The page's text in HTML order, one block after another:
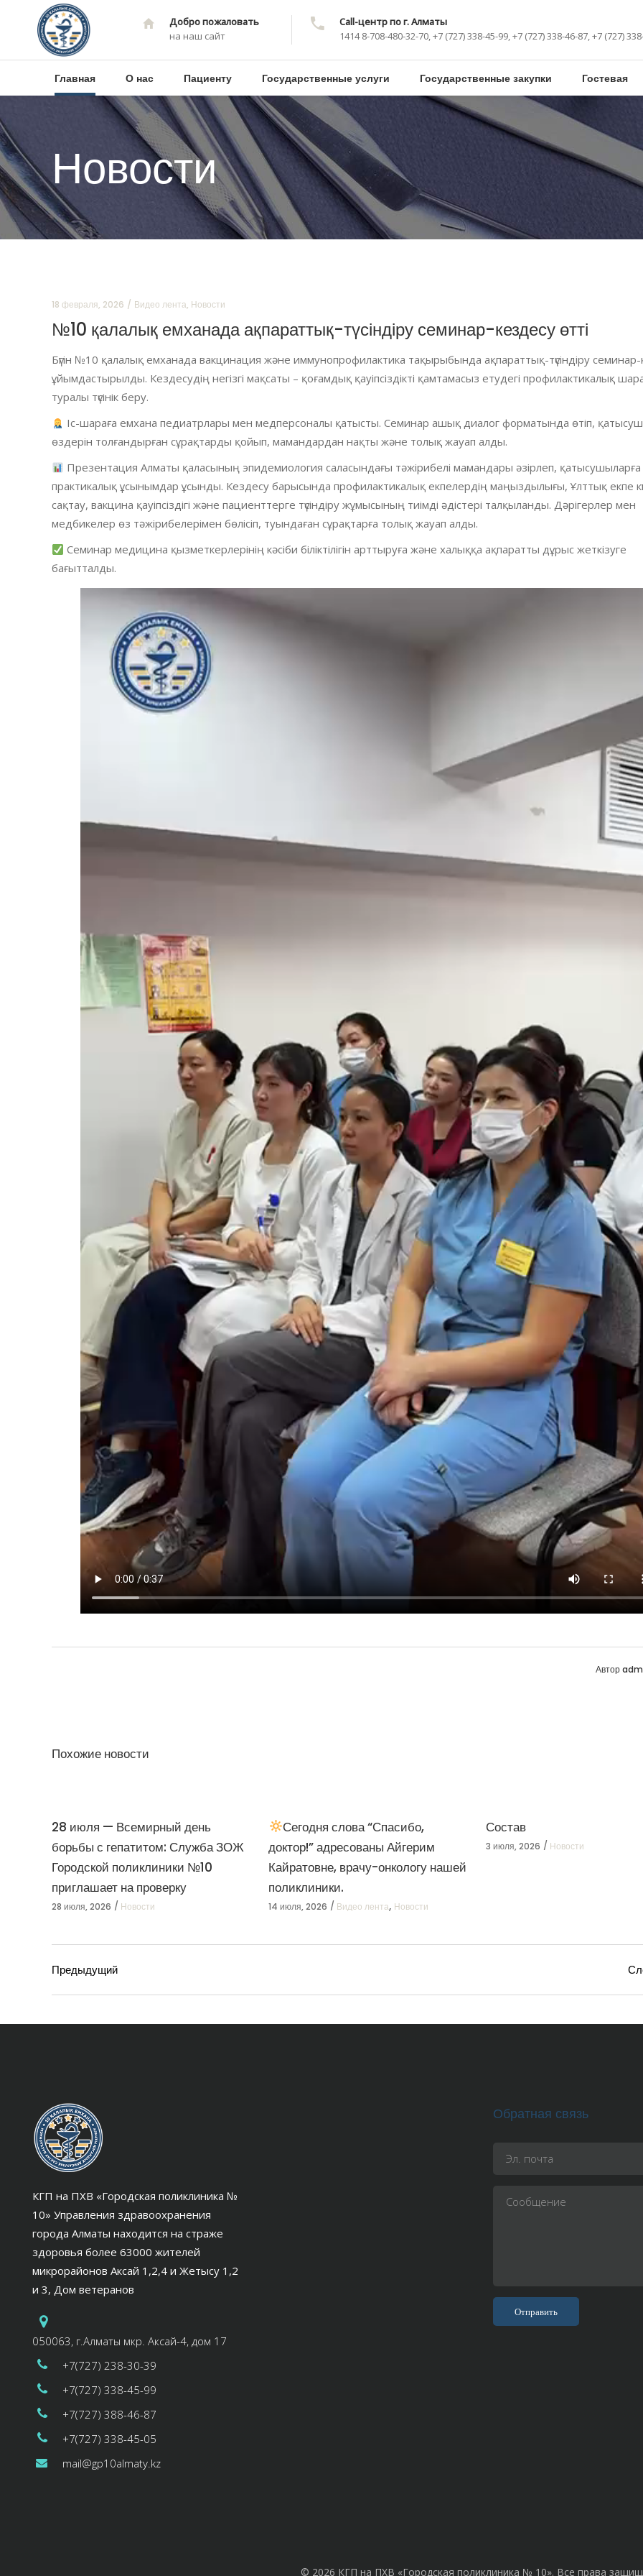
Добро пожаловать
на наш сайт
Call-центр по г. Алматы
1414 8-708-480-32-70, +7 (727) 338-45-99, +7 (727) 338-46-87, +7 (727)
Главная О нас Пациенту Государственные услуги Государственные закупки Гостевая
Новости
18 февраля, 2026 Видео лента, Новости
№10 қалалық емханада ақпараттық-түсіндіру семинар-кездесу өтті
Бүгін №10 қалалық емханада вакцинация және иммунопрофилактика тақырыбында ақпараттық-түсіндіру
ұйымдастырылды. Кездесудің негізгі мақсаты – қоғамдық қауіпсіздікті қамтамасыз етудегі профилактикалық
туралы түсінік беру.
Іс-шараға емхана педиатрлары мен медперсоналы қатысты. Семинар ашық диалог форматында өтіп,
өздерін толғандырған сұрақтарды қойып, мамандардан нақты және толық жауап алды.
Презентация Алматы қаласының эпидемиология саласындағы тәжірибелі мамандары әзірлеп, қатысушыларға
практикалық ұсынымдар ұсынды. Кездесу барысында профилактикалық екпелердің маңыздылығы, Ұлттық екпе
сақтау, вакцина қауіпсіздігі және пациенттерге түсіндіру жұмысының тиімді әдістері талқыланды. Дәрігерлер мен
медбикелер өз тәжірибелерімен бөлісіп, туындаған сұрақтарға толық жауап алды.
Семинар медицина қызметкерлерінің кәсіби біліктілігін арттыруға және халыққа ақпаратты дұрыс жеткізуге
бағытталды.
Автор
Похожие новости
28 июля — Всемирный день
борьбы с гепатитом: Служба ЗОЖ
Городской поликлиники №10
приглашает на проверку
28 июля, 2026 Новости
Сегодня слова “Спасибо,
доктор!” адресованы Айгерим
Кайратовне, врачу-онкологу нашей
поликлиники.
14 июля, 2026 Видео лента, Новости
Состав
3 июля, 2026 Новости
Предыдущий
КГП на ПХВ «Городская поликлиника №
10» Управления здравоохранения
города Алматы находится на страже
здоровья более 63000 жителей
микрорайонов Аксай 1,2,4 и Жетысу 1,2
и 3, Дом ветеранов
050063, г.Алматы мкр. Аксай-4, дом 17
+7(727) 238-30-39
+7(727) 338-45-99
+7(727) 388-46-87
+7(727) 338-45-05
mail@gp10almaty.kz
Обратная связь
© 2026 КГП на ПХВ «Городская поликлиника № 10». Все права